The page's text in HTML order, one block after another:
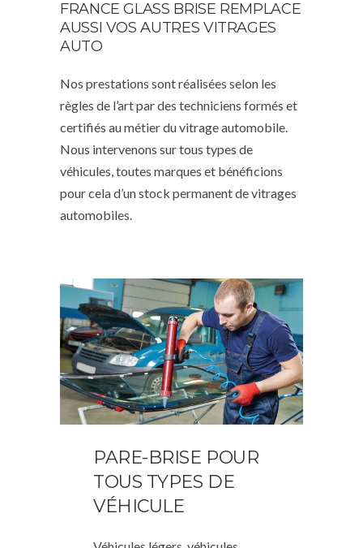
FRANCE GLASS BRISE REMPLACE
AUSSI VOS AUTRES VITRAGES
AUTO
Nos prestations sont réalisées selon les
règles de l’art par des techniciens formés et
certifiés au métier du vitrage automobile.
Nous intervenons sur tous types de
véhicules, toutes marques et bénéficions
pour cela d’un stock permanent de vitrages
automobiles.
PARE-BRISE POUR
TOUS TYPES DE
VÉHICULE